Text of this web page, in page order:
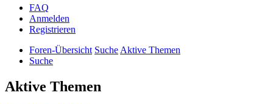
FAQ
Anmelden
Registrieren
Foren-Übersicht SucheAktive Themen
Suche
Aktive Themen